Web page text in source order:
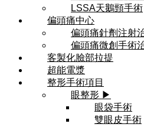
LSSA天鵝頸手術
偏頭痛中心
偏頭痛針劑注射
偏頭痛微創手術
客製化臉部拉提
超能電漿
整形手術項目
眼整形 ▶
眼袋手術
雙眼皮手術